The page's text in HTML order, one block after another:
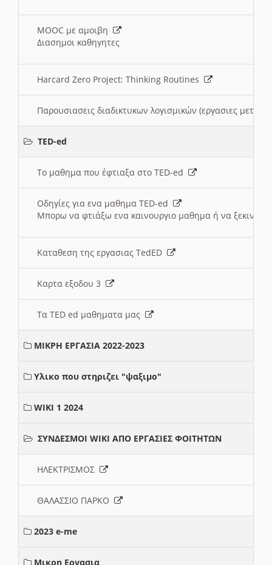
MOOC με αμοιβη
Διασημοι καθηγητες
Harcard Zero Project: Thinking Routines
Παρουσιασεις διαδικτυκων λογισμικών (εργασιες
TED-ed
Το μαθημα που έφτιαξα στο TED-ed
Οδηγίες για ενα μαθημα TED-ed
Μπορω να φτιάξω ενα καινουργιο μαθημα ή να
Καταθεση της εργασιας TedED
Καρτα εξοδου 3
Τα TED ed μαθηματα μας
ΜΙΚΡΗ ΕΡΓΑΣΙΑ 2022-2023
Υλικο που στηριζει "ψαξιμο"
WIKI 1 2024
ΣΥΝΔΕΣΜΟΙ WIKI ΑΠΟ ΕΡΓΑΣΙΕΣ ΦΟΙΤΗΤΩΝ
ΗΛΕΚΤΡΙΣΜΟΣ
ΘΑΛΑΣΣΙΟ ΠΑΡΚΟ
2023 e-me
Μικρη Εργασια